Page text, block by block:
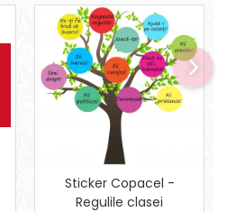
Sticker Copacel -
Regulile clasei